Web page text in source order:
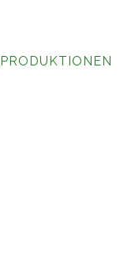
PRODUKTIONEN